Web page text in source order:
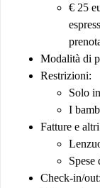
€ 25
Modalità di
Restrizioni:
Solo
I
Fatture e
Check-in/out: